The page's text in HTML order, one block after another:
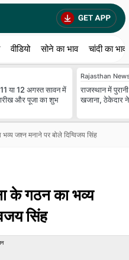
वीडियो सोने का भाव चांदी का भाव
या 12 अगस्त सावन में
और पूजा का शुभ
Rajasthan
राजस्थान में
खजाना, ठेकेदार
जश्‍न मनाने पर बोले दिग्विजय सिंह
के गठन का भव्य
सिंह